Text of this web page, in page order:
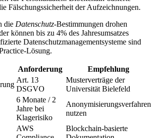
Fälschungssicherheit der Aufzeichnungen.
die Datenschutz-Bestimmungen drohen
können bis zu 4% des Jahresumsatzes
Datenschutzmanagementsysteme sind
Lösung.
Anforderung
Empfehlung
Art. 13
DSGVO
Musterverträge der
Universität Bielefeld
6 Monate / 2
Jahre bei
Klagerisiko
Anonymisierungsverfahren
nutzen
AWS
Blockchain-basierte